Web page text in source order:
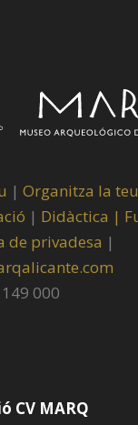
| Organitza la
| Didàctica |
de privadesa |
000
CV MARQ